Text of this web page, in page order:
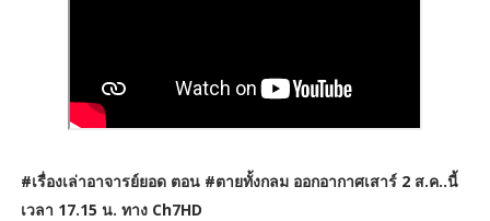
#เรื่องเล่าอาจารย์ยอด ตอน #ตายทั้งกลม ออกอากาศเสาร์ 2 ส.ค..นี้
เวลา 17.15 น. ทาง Ch7HD